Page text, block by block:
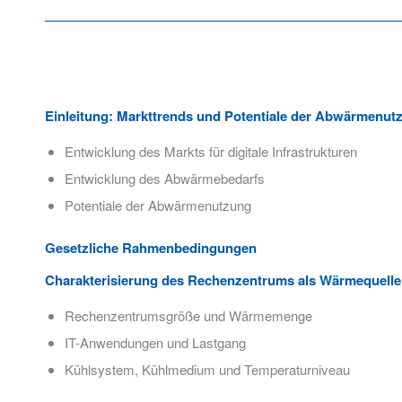
Einleitung: Markttrends und Potentiale der
Entwicklung des Markts für digitale Infrastrukturen
Entwicklung des Abwärmebedarfs
Potentiale der Abwärmenutzung
Gesetzliche Rahmenbedingungen
Charakterisierung des Rechenzentrums als Wärmequelle
Rechenzentrumsgröße und Wärmemenge
IT-Anwendungen und Lastgang
Kühlsystem, Kühlmedium und Temperaturniveau